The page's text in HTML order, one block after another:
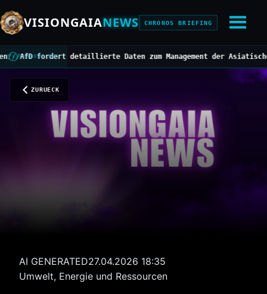
VISIONGAIANEWS CHRONOS BRIEFING
CHRONOS BUS
fordert detaillierte Daten zum Management der Asiatischen
ZURUECK
AI GENERATED27.04.2026 18:35
Umwelt, Energie und Ressourcen